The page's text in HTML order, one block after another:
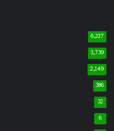
6,337
3,739
2,149
386
32
6